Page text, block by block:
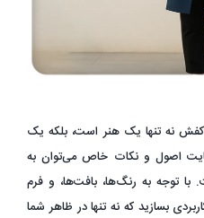
نه تنها یک هنر است، بلکه یک
اصول و نکات خاص می‌توان به
توجه به رنگ‌ها، بافت‌ها، و فرم
بسازید که نه تنها در ظاهر شما